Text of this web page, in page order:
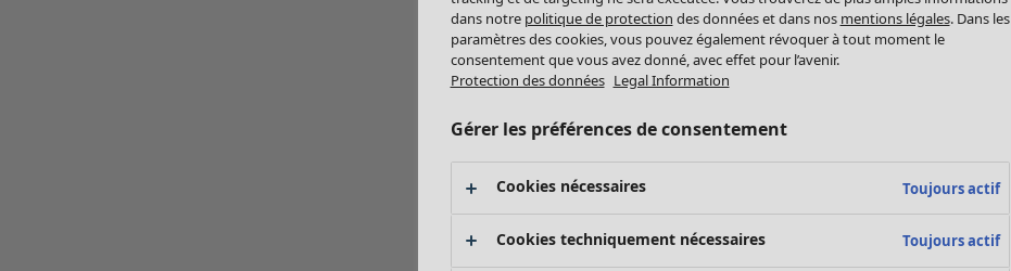
dans notre politique de protection des données et dans nos mentions légales. Dans les
paramètres des cookies, vous pouvez également révoquer à tout moment le
consentement que vous avez donné, avec effet pour l’avenir.
Protection des données Legal Information
Gérer les préférences de consentement
Cookies nécessaires Toujours actif
Cookies techniquement nécessaires Toujours actif